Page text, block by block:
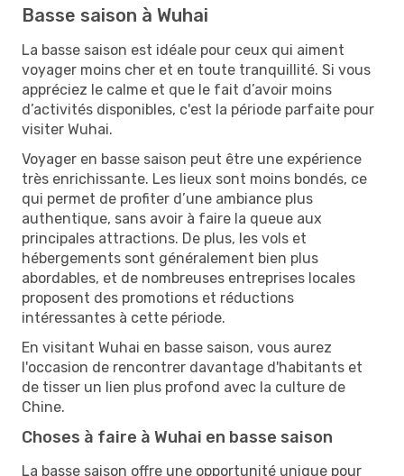
Basse saison à Wuhai
La basse saison est idéale pour ceux qui aiment
voyager moins cher et en toute tranquillité. Si vous
appréciez le calme et que le fait d’avoir moins
d’activités disponibles, c'est la période parfaite pour
visiter Wuhai.
Voyager en basse saison peut être une expérience
très enrichissante. Les lieux sont moins bondés, ce
qui permet de profiter d’une ambiance plus
authentique, sans avoir à faire la queue aux
principales attractions. De plus, les vols et
hébergements sont généralement bien plus
abordables, et de nombreuses entreprises locales
proposent des promotions et réductions
intéressantes à cette période.
En visitant Wuhai en basse saison, vous aurez
l'occasion de rencontrer davantage d'habitants et
de tisser un lien plus profond avec la culture de
Chine.
Choses à faire à Wuhai en basse saison
La basse saison offre une opportunité unique pour